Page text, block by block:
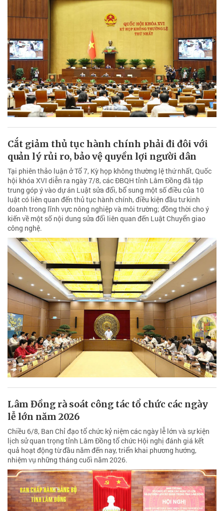
Cắt giảm thủ tục hành chính phải đi đôi với
quản lý rủi ro, bảo vệ quyền lợi người dân
Tại phiên thảo luận ở Tổ 7, Kỳ họp không thường lệ thứ nhất, Quốc
hội khóa XVI diễn ra ngày 7/8, các ĐBQH tỉnh Lâm Đồng đã tập
trung góp ý vào dự án Luật sửa đổi, bổ sung một số điều của 10
luật có liên quan đến thủ tục hành chính, điều kiện đầu tư kinh
doanh trong lĩnh vực nông nghiệp và môi trường; đồng thời cho ý
kiến về một số nội dung sửa đổi liên quan đến Luật Chuyển giao
công nghệ.
Lâm Đồng rà soát công tác tổ chức các ngày
lễ lớn năm 2026
Chiều 6/8, Ban Chỉ đạo tổ chức kỷ niệm các ngày lễ lớn và sự kiện
lịch sử quan trọng tỉnh Lâm Đồng tổ chức Hội nghị đánh giá kết
quả hoạt động từ đầu năm đến nay, triển khai phương hướng,
nhiệm vụ những tháng cuối năm 2026.